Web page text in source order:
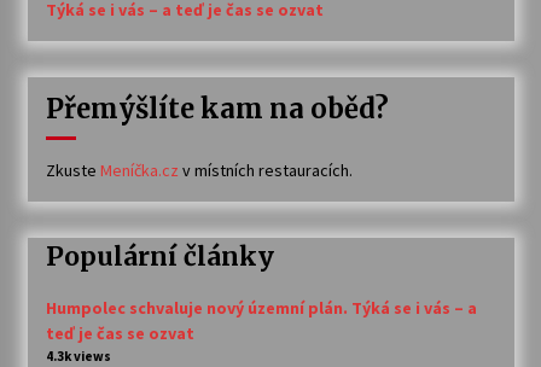
Týká se i vás – a teď je čas se ozvat
Přemýšlíte kam na oběd?
Zkuste Meníčka.cz v místních restauracích.
Populární články
Humpolec schvaluje nový územní plán. Týká se i vás – a
teď je čas se ozvat
4.3k views